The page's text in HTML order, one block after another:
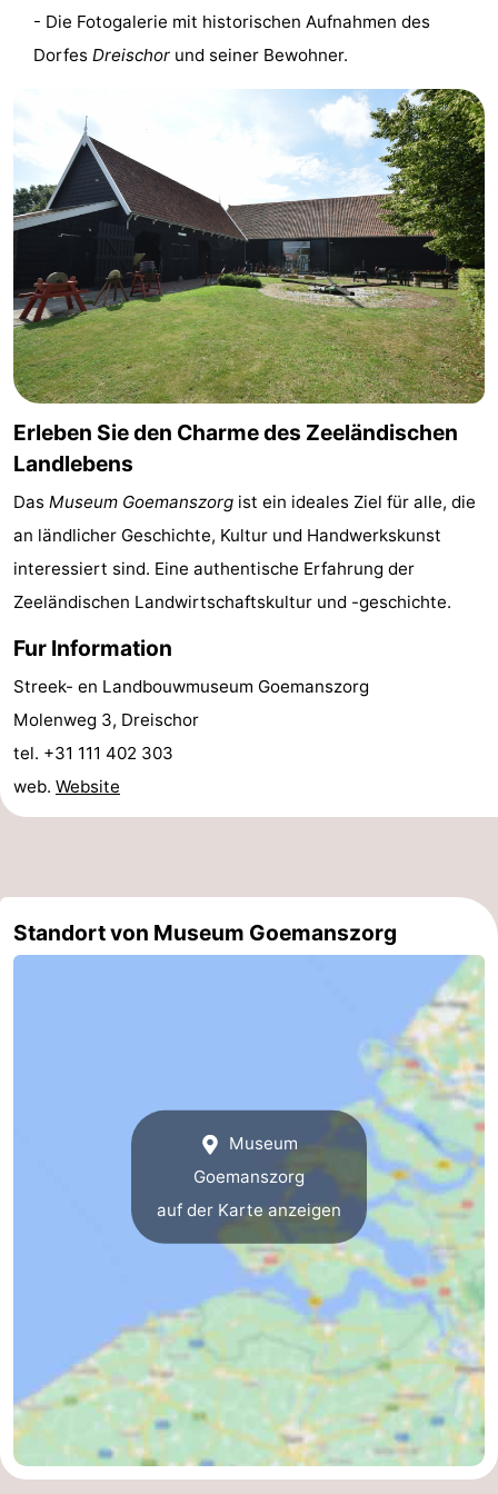
Schwimmbader
Wandern
-
Reiten
-
Golfplatze
-
Surfen
-
Sportangeln
-
Tauchen
Seehunden
Essen
trinken
Praktisch
Route
-
Reisebuchshop
Medizin
-
Rockanje
Zeeland
Schouwen-
Duiveland
- Die Fotogalerie mit historischen Aufnahmen des
Dorfes Dreischor und seiner Bewohner.
Erleben Sie den Charme des Zeeländischen
Landlebens
Das Museum Goemanszorg ist ein ideales Ziel für alle, die
an ländlicher Geschichte, Kultur und Handwerkskunst
interessiert sind. Eine authentische Erfahrung der
Zeeländischen Landwirtschaftskultur und -geschichte.
Fur Information
Streek- en Landbouwmuseum Goemanszorg
Molenweg 3, Dreischor
tel. +31 111 402 303
web. Website
Standort von Museum Goemanszorg
Museum
Goemanszorg
auf der Karte anzeigen